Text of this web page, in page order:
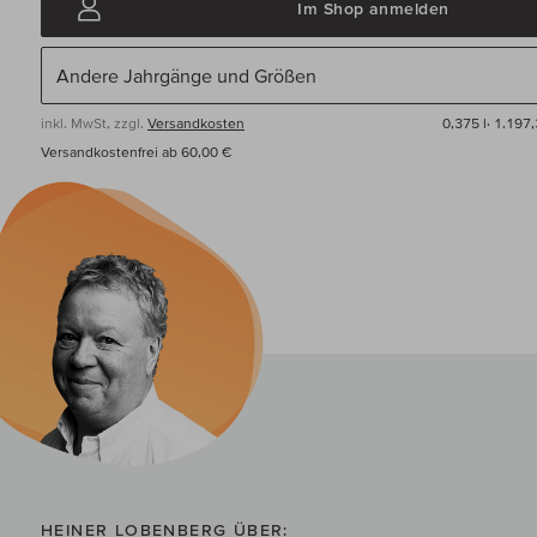
Im Shop anmelden
inkl. MwSt, zzgl. Versandkosten 0,375 l·
Versandkostenfrei ab 60,00 €
HEINER LOBENBERG ÜBER: